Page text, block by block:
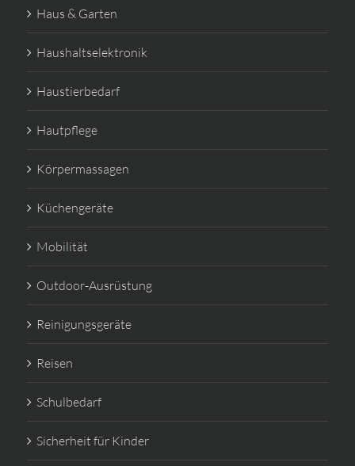
Haus & Garten
Haushaltselektronik
Haustierbedarf
Hautpflege
Körpermassagen
Küchengeräte
Mobilität
Outdoor-Ausrüstung
Reinigungsgeräte
Reisen
Schulbedarf
Sicherheit für Kinder